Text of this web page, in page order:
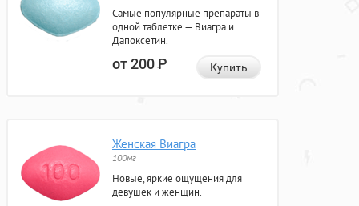
Самые популярные препараты в
одной таблетке — Виагра и
Дапоксетин.
от 200Р Купить
Женская Виагра
100мг
Новые, яркие ощущения для
девушек и женщин.